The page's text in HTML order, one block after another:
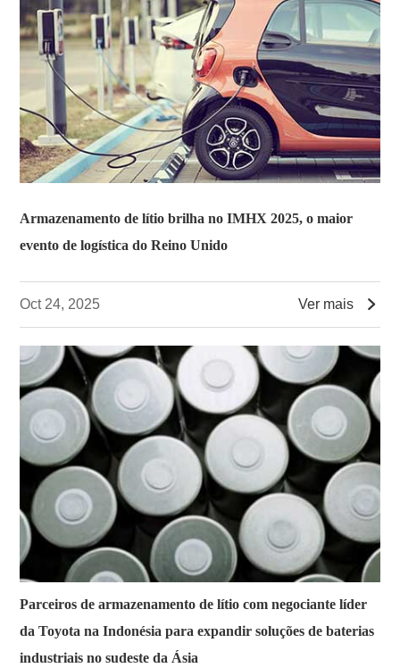
Armazenamento de lítio brilha no IMHX 2025, o maior
evento de logística do Reino Unido
Oct 24, 2025 Ver mais 
Parceiros de armazenamento de lítio com negociante líder
da Toyota na Indonésia para expandir soluções de baterias
industriais no sudeste da Ásia